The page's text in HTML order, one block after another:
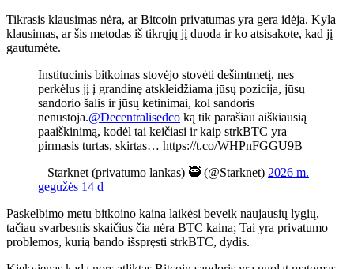
Tikrasis klausimas nėra, ar Bitcoin privatumas yra gera idėja. Kyla
klausimas, ar šis metodas iš tikrųjų jį duoda ir ko atsisakote, kad jį
gautumėte.
Institucinis bitkoinas stovėjo stovėti dešimtmetį, nes
perkėlus jį į grandinę atskleidžiama jūsų pozicija, jūsų
sandorio šalis ir jūsų ketinimai, kol sandoris
nenustoja.@Decentralisedco ką tik parašiau aiškiausią
paaiškinimą, kodėl tai keičiasi ir kaip strkBTC yra
pirmasis turtas, skirtas… https://t.co/WHPnFGGU9B
– Starknet (privatumo lankas) 🥷 (@Starknet) 2026 m.
gegužės 14 d
Paskelbimo metu bitkoino kaina laikėsi beveik naujausių lygių,
tačiau svarbesnis skaičius čia nėra BTC kaina; Tai yra privatumo
problemos, kurią bando išspręsti strkBTC, dydis.